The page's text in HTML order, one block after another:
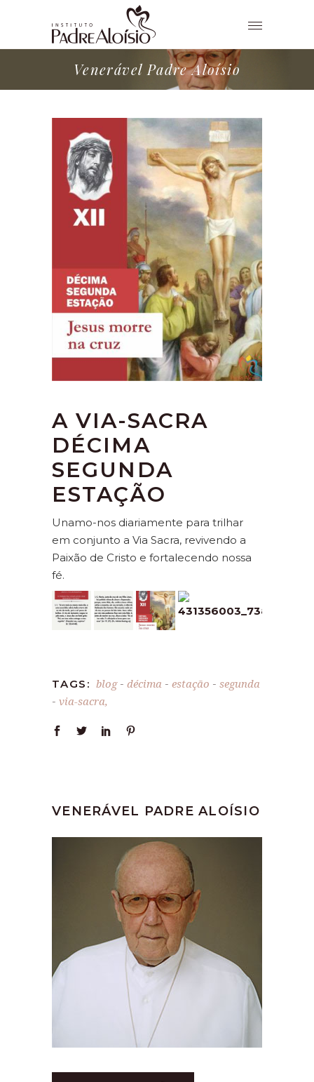
Venerável Padre Aloísio
A VIA-SACRA
DÉCIMA
SEGUNDA
ESTAÇÃO
Unamo-nos diariamente para trilhar
em conjunto a Via Sacra, revivendo a
Paixão de Cristo e fortalecendo nossa
fé.
TAGS: blog- décima - estação - segunda
- via-sacra,
VENERÁVEL PADRE ALOÍSIO